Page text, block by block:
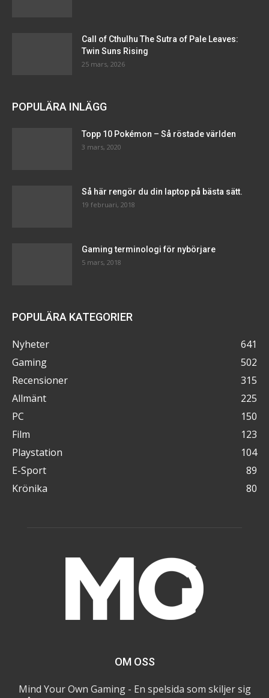
Call of Cthulhu The Sutra of Pale Leaves:
Twin Suns Rising
25 mars, 2026
POPULÄRA INLÄGG
Topp 10 Pokémon – Så röstade världen
3 mars, 2020
Så här rengör du din laptop på bästa sätt.
19 februari, 2018
Gaming terminologi för nybörjare
5 mars, 2018
POPULÄRA KATEGORIER
Nyheter
641
Gaming
502
Recensioner
315
Allmänt
225
PC
150
Film
123
Playstation
104
E-Sport
89
Krönika
80
OM OSS
Mind Your Own Gaming - En spelsida som skiljer sig